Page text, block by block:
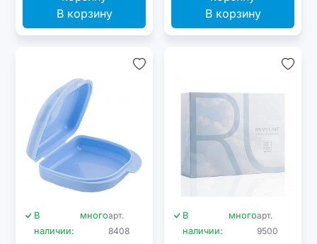
В корзину В корзину
В
наличии:
многоарт.
8408
В
наличии:
многоарт.
9500